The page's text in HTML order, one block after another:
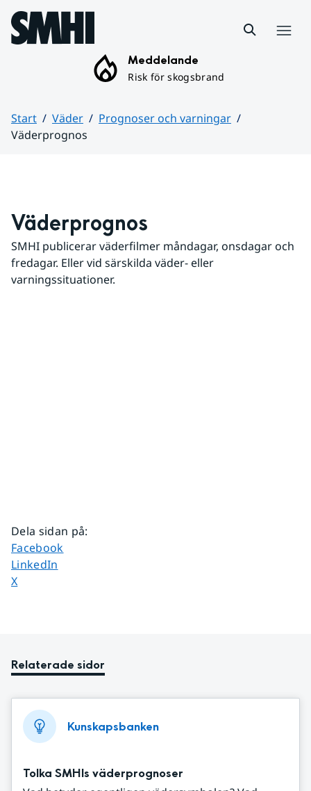
Hoppa till sidans innehåll
Meddelande
Risk för skogsbrand
Start Väder
Prognoser och varningar
Väderprognos
Väderprognos
SMHI publicerar väderfilmer måndagar, onsdagar och
fredagar. Eller vid särskilda väder- eller
varningssituationer.
Dela sidan på:
Dela sidan på
Facebook
Dela sidan på
LinkedIn
Dela sidan på
X
Relaterade sidor
Kunskapsbanken
Tolka SMHIs väderprognoser